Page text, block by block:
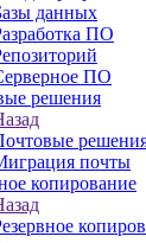
данных
ПО
ПО
решения
почты
копирование